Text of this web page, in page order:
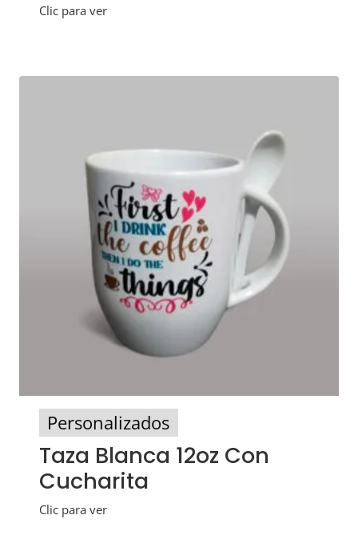
Clic para ver
Personalizados
Taza Blanca 12oz Con
Cucharita
Clic para ver